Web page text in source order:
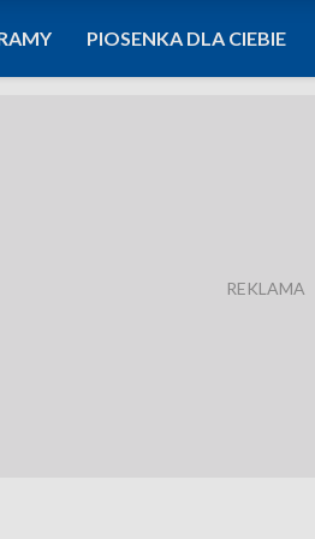
PIOSENKA DLA CIEBIE